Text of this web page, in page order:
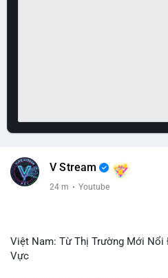
V Stream
25 m · Youtube
Việt Nam: Từ Thị Trường Mới Nổi
Vực